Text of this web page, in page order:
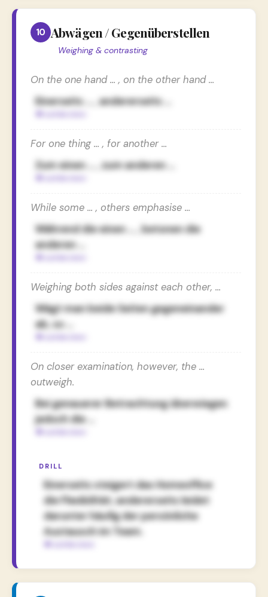
10 Abwägen / Gegenüberstellen
Weighing & contrasting
On the one hand … , on the other hand …
Einerseits … , andererseits …
For one thing … , for another …
Zum einen … , zum anderen …
While some … , others emphasise …
Während die einen … , betonen die
anderen …
Weighing both sides against each other, …
Wägt man beide Seiten gegeneinander
ab, so …
On closer examination, however, the …
outweigh.
Bei genauerer Betrachtung überwiegen
jedoch die …
DRILL
Einerseits steigert das Homeoffice
die Flexibilität, andererseits leidet
darunter häufig der persönliche
Austausch im Team.